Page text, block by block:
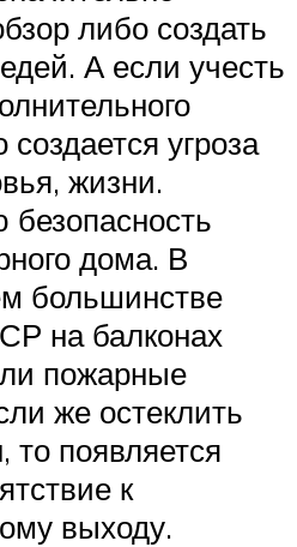
либо создать
А если учесть
создается угроза
жизни.
дома. В
большинстве
на балконах
пожарные
же остеклить
то появляется
к
выходу.